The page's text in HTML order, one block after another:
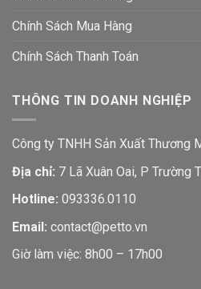
Chính Sách Mua Hàng
Chính Sách Thanh Toán
THÔNG TIN DOANH NGHIỆP
Công ty TNHH Sản Xuất Thương
Địa chỉ: 7 Lã Xuân Oai, P Trường
Hotline: 093336.0110
Email: contact@petto.vn
Giờ làm việc: 8h00 – 17h00